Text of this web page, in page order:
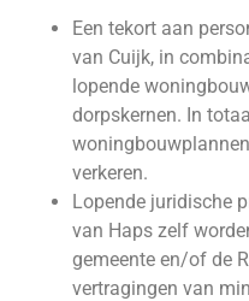
Een tekort aan
van Cuijk, in
lopende
dorpskernen. In
verkeren.
Lopende juridische
van Haps zelf
gemeente en/of de
vertragingen van